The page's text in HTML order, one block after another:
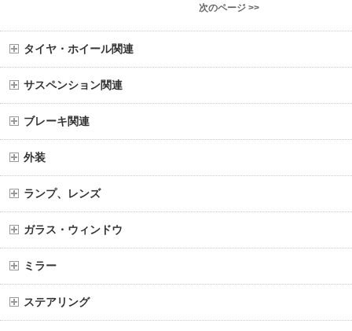
次のページ >>
タイヤ・ホイール関連
サスペンション関連
ブレーキ関連
外装
ランプ、レンズ
ガラス・ウィンドウ
ミラー
ステアリング